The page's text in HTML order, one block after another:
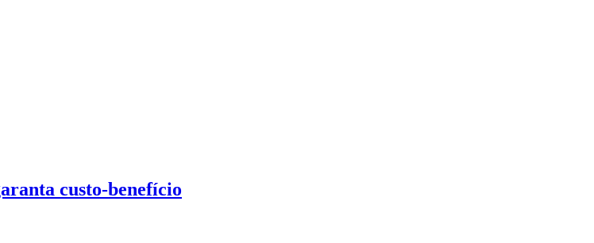
custo-benefício